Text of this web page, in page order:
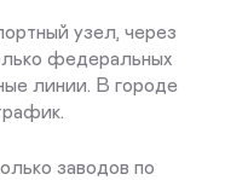
узел, через
федеральных
линии. В городе
заводов по